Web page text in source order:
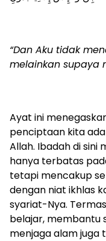
“Dan Aku tidak
melainkan supaya
Ayat ini
penciptaan kita
Allah. Ibadah di sini
hanya terbatas
tetapi mencakup
dengan niat ikhlas
syariat-Nya.
belajar, membantu
menjaga alam juga